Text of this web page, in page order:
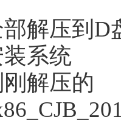
解压到D
系统
解压的